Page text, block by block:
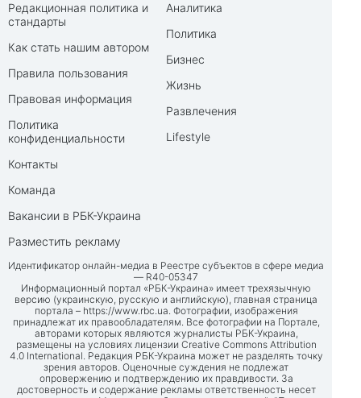
Редакционная политика и
стандарты
Как стать нашим автором
Правила пользования
Правовая информация
Политика
конфиденциальности
Контакты
Команда
Вакансии в РБК-Украина
Разместить рекламу
Аналитика
Политика
Бизнес
Жизнь
Развлечения
Lifestyle
Идентификатор онлайн-медиа в Реестре субъектов в сфере медиа
— R40-05347
Информационный портал «РБК-Украина» имеет трехязычную
версию (украинскую, русскую и английскую), главная страница
портала – https://www.rbc.ua. Фотографии, изображения
принадлежат их правообладателям. Все фотографии на Портале,
авторами которых являются журналисты РБК-Украина,
размещены на условиях лицензии Creative Commons Attribution
4.0 International. Редакция РБК-Украина может не разделять точку
зрения авторов. Оценочные суждения не подлежат
опровержению и подтверждению их правдивости. За
достоверность и содержание рекламы ответственность несет